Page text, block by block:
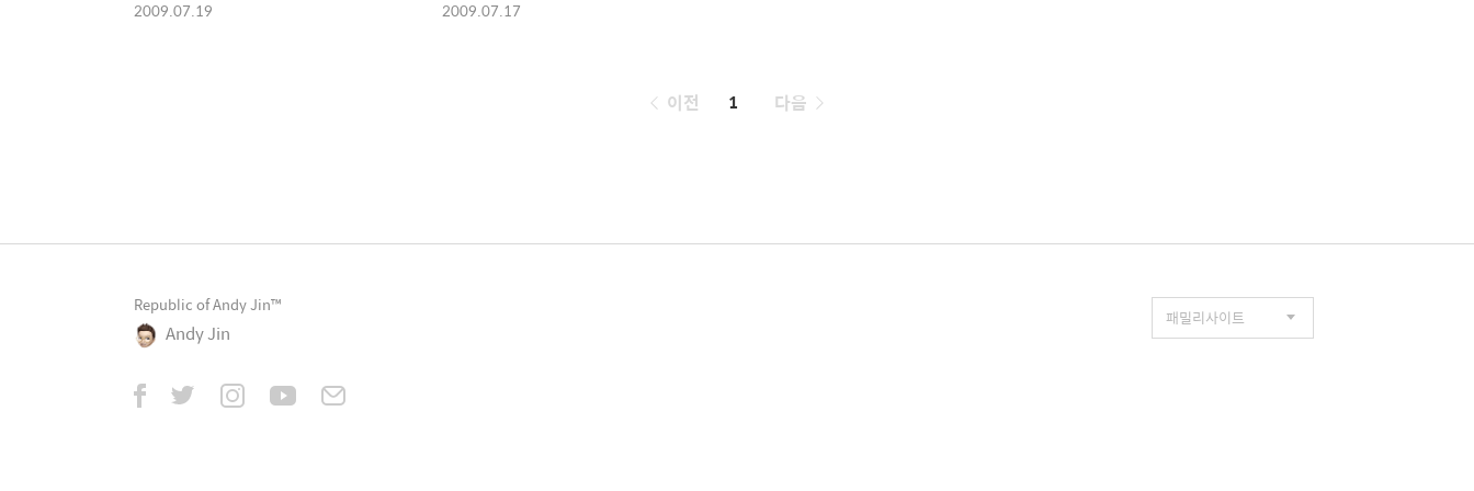
2009.07.19 2009.07.17
페
이전 1 다음
Republic of Andy Jin™
Andy Jin